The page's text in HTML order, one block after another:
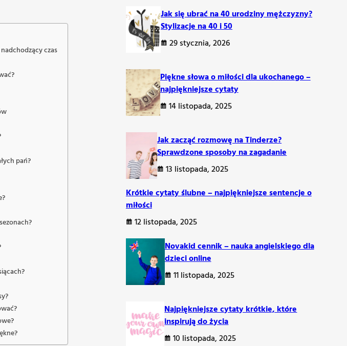
czas
pań?
Jak się ubrać na 40 urodziny mężczyzny?
Stylizacje na 40 i 50
29 stycznia, 2026
Piękne słowa o miłości dla ukochanego –
najpiękniejsze cytaty
14 listopada, 2025
Jak zacząć rozmowę na Tinderze?
Sprawdzone sposoby na zagadanie
13 listopada, 2025
Krótkie cytaty ślubne – najpiękniejsze sentencje o
miłości
12 listopada, 2025
Novakid cennik – nauka angielskiego dla
dzieci online
11 listopada, 2025
Najpiękniejsze cytaty krótkie, które
inspirują do życia
10 listopada, 2025